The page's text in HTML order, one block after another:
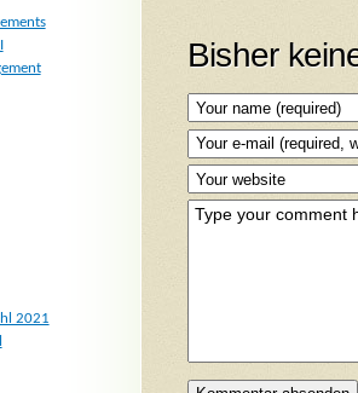
Bisher
2021